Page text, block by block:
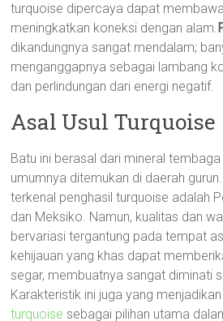
turquoise dipercaya dapat
meningkatkan koneksi dengan alam.
dikandungnya sangat mendalam;
menganggapnya sebagai lambang
dan perlindungan dari energi negatif.
Asal Usul Turquoise
Batu ini berasal dari mineral
umumnya ditemukan di daerah
terkenal penghasil turquoise adalah
dan Meksiko. Namun, kualitas dan
bervariasi tergantung pada tempat
kehijauan yang khas dapat
segar, membuatnya sangat diminati
Karakteristik ini juga yang menjadikan
turquoise sebagai pilihan utama